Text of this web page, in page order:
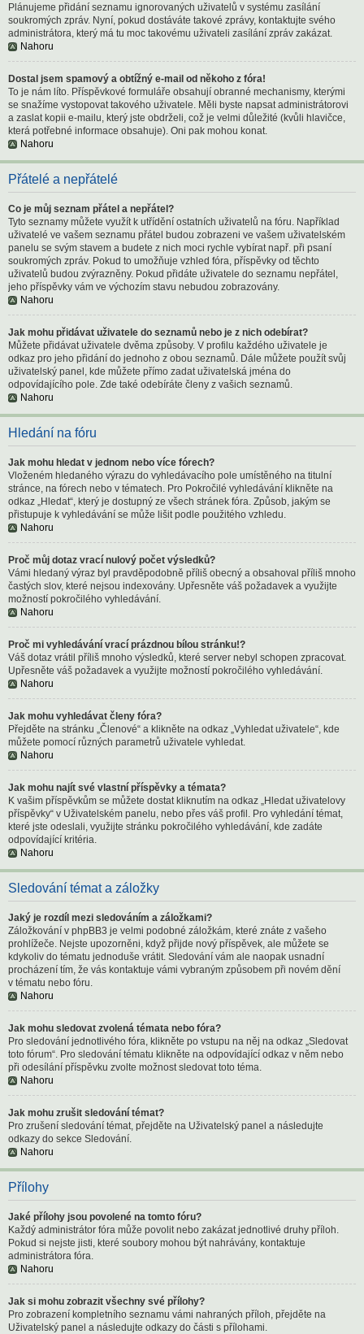
Plánujeme přidání seznamu ignorovaných uživatelů v systému zasílání
soukromých zpráv. Nyní, pokud dostáváte takové zprávy, kontaktujte svého
administrátora, který má tu moc takovému uživateli zasílání zpráv zakázat.
Nahoru
Dostal jsem spamový a obtížný e-mail od někoho z fóra!
To je nám líto. Příspěvkové formuláře obsahují obranné mechanismy, kterými
se snažíme vystopovat takového uživatele. Měli byste napsat administrátorovi
a zaslat kopii e-mailu, který jste obdrželi, což je velmi důležité (kvůli hlavičce,
která potřebné informace obsahuje). Oni pak mohou konat.
Nahoru
Přátelé a nepřátelé
Co je můj seznam přátel a nepřátel?
Tyto seznamy můžete využít k utřídění ostatních uživatelů na fóru. Například
uživatelé ve vašem seznamu přátel budou zobrazeni ve vašem uživatelském
panelu se svým stavem a budete z nich moci rychle vybírat např. při psaní
soukromých zpráv. Pokud to umožňuje vzhled fóra, příspěvky od těchto
uživatelů budou zvýrazněny. Pokud přidáte uživatele do seznamu nepřátel,
jeho příspěvky vám ve výchozím stavu nebudou zobrazovány.
Nahoru
Jak mohu přidávat uživatele do seznamů nebo je z nich odebírat?
Můžete přidávat uživatele dvěma způsoby. V profilu každého uživatele je
odkaz pro jeho přidání do jednoho z obou seznamů. Dále můžete použít svůj
uživatelský panel, kde můžete přímo zadat uživatelská jména do
odpovídajícího pole. Zde také odebíráte členy z vašich seznamů.
Nahoru
Hledání na fóru
Jak mohu hledat v jednom nebo více fórech?
Vloženém hledaného výrazu do vyhledávacího pole umístěného na titulní
stránce, na fórech nebo v tématech. Pro Pokročilé vyhledávání klikněte na
odkaz „Hledat“, který je dostupný ze všech stránek fóra. Způsob, jakým se
přistupuje k vyhledávání se může lišit podle použitého vzhledu.
Nahoru
Proč můj dotaz vrací nulový počet výsledků?
Vámi hledaný výraz byl pravděpodobně příliš obecný a obsahoval příliš mnoho
častých slov, které nejsou indexovány. Upřesněte váš požadavek a využijte
možností pokročilého vyhledávání.
Nahoru
Proč mi vyhledávání vrací prázdnou bílou stránku!?
Váš dotaz vrátil příliš mnoho výsledků, které server nebyl schopen zpracovat.
Upřesněte váš požadavek a využijte možností pokročilého vyhledávání.
Nahoru
Jak mohu vyhledávat členy fóra?
Přejděte na stránku „Členové“ a klikněte na odkaz „Vyhledat uživatele“, kde
můžete pomocí různých parametrů uživatele vyhledat.
Nahoru
Jak mohu najít své vlastní příspěvky a témata?
K vašim příspěvkům se můžete dostat kliknutím na odkaz „Hledat uživatelovy
příspěvky“ v Uživatelském panelu, nebo přes váš profil. Pro vyhledání témat,
které jste odeslali, využijte stránku pokročilého vyhledávání, kde zadáte
odpovídající kritéria.
Nahoru
Sledování témat a záložky
Jaký je rozdíl mezi sledováním a záložkami?
Záložkování v phpBB3 je velmi podobné záložkám, které znáte z vašeho
prohlížeče. Nejste upozorněni, když přijde nový příspěvek, ale můžete se
kdykoliv do tématu jednoduše vrátit. Sledování vám ale naopak usnadní
procházení tím, že vás kontaktuje vámi vybraným způsobem při novém dění
v tématu nebo fóru.
Nahoru
Jak mohu sledovat zvolená témata nebo fóra?
Pro sledování jednotlivého fóra, klikněte po vstupu na něj na odkaz „Sledovat
toto fórum“. Pro sledování tématu klikněte na odpovídající odkaz v něm nebo
při odesílání příspěvku zvolte možnost sledovat toto téma.
Nahoru
Jak mohu zrušit sledování témat?
Pro zrušení sledování témat, přejděte na Uživatelský panel a následujte
odkazy do sekce Sledování.
Nahoru
Přílohy
Jaké přílohy jsou povolené na tomto fóru?
Každý administrátor fóra může povolit nebo zakázat jednotlivé druhy příloh.
Pokud si nejste jisti, které soubory mohou být nahrávány, kontaktuje
administrátora fóra.
Nahoru
Jak si mohu zobrazit všechny své přílohy?
Pro zobrazení kompletního seznamu vámi nahraných příloh, přejděte na
Uživatelský panel a následujte odkazy do části s přílohami.